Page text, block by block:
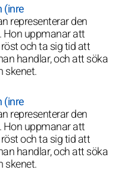
(inre
representerar den
Hon uppmanar att
och ta sig tid att
handlar, och att söka
skenet.
(inre
representerar den
Hon uppmanar att
och ta sig tid att
handlar, och att söka
skenet.